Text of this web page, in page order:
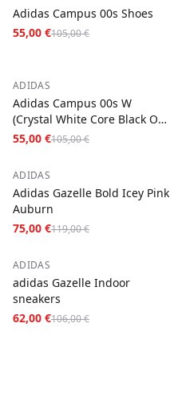
Adidas Campus 00s Shoes
55,00 €105,00 €
−48%
ADIDAS
Adidas Campus 00s W
(Crystal White Core Black Off
White)
55,00 €105,00 €
−37%
ADIDAS
Adidas Gazelle Bold Icey Pink
Auburn
75,00 €119,00 €
−42%
ADIDAS
adidas Gazelle Indoor
sneakers
62,00 €106,00 €